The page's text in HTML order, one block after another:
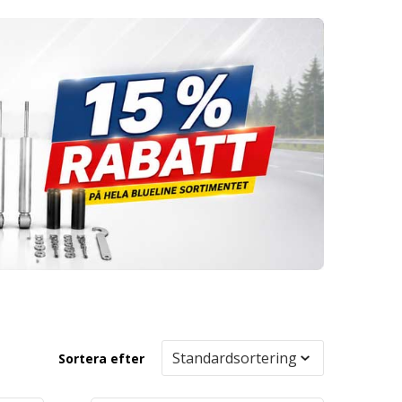
Sortera efter